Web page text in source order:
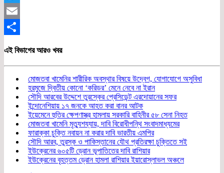
Twitter
Email
এই বিভাগের আরও খবর
মোজতবা খামেনির শারীরিক অবস্থার বিষয়ে উদ্বেগ, যোগাযোগে অসুবিধা
হরমুজে দ্বিতীয় কোনো ‘করিডর’ মেনে নেবে না ইরান
সৌদি আরবের উদ্দেশে তুরস্কের প্রেসিডেন্ট এরদোয়ানের সফর
ইন্দোনেশিয়ায় ১৭ জনকে আহত করা বানর আটক
ইয়েমেনে হুতির ক্ষেপণাস্ত্র হামলায় সরকারি বাহিনীর ৫৮ সেনা নিহত
মোজতবা খামেনি মৃত্যুশয্যায়, দাবি বিরোধীপন্থি সংবাদমাধ্যমের
ফারাক্কা চুক্তি নবায়ন না করার দাবি ভারতীয় এমপির
সৌদি আরব, তুরস্ক ও পাকিস্তানের যৌথ প্রতিরক্ষা চুক্তিতে সই
ইউক্রেনের ৬০৫টি ড্রোন ভূপাতিতের দাবি রাশিয়ার
ইউক্রেনের বৃহত্তম ড্রোন হামলা রাশিয়ার ইয়ারোস্লাভল অঞ্চলে